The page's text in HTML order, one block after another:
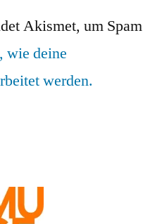
Akismet, um Spam
wie deine
werden.